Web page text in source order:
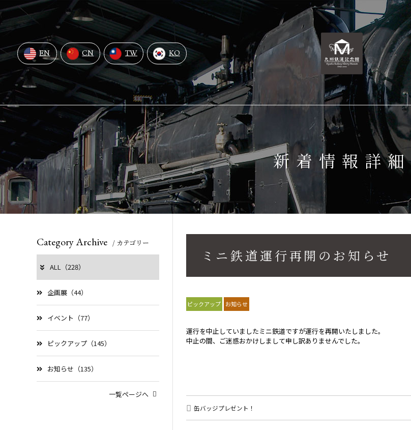
EN CN TW KO
新着情報詳細
Category Archive / カテゴリー
ALL（228）
企画展（44）
イベント（77）
ピックアップ（145）
お知らせ（135）
一覧ページへ
ミニ鉄道運行再開のお知らせ
ピックアップ お知らせ
運行を中止していましたミニ鉄道ですが運行を再開いたしました。
中止の間、ご迷惑おかけしまして申し訳ありませんでした。
缶バッジプレゼント！